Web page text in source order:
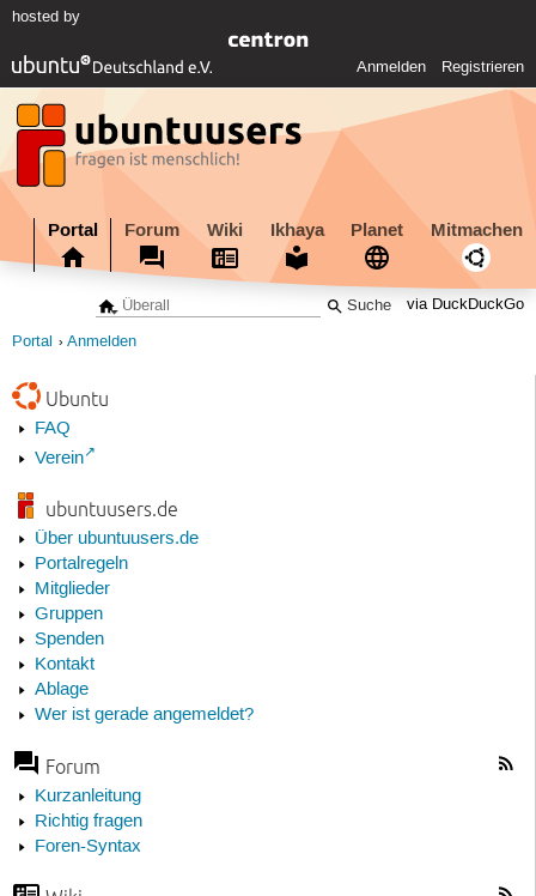
hosted by
Anmelden Registrieren
Portal Forum Wiki Ikhaya Planet Mitmachen
via DuckDuckGo
Portal Anmelden
Ubuntu
FAQ
Verein
ubuntuusers.de
Über ubuntuusers.de
Portalregeln
Mitglieder
Gruppen
Spenden
Kontakt
Ablage
Wer ist gerade angemeldet?
Forum
Kurzanleitung
Richtig fragen
Foren-Syntax